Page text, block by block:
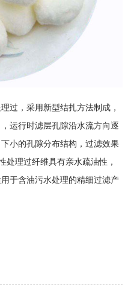
过，采用新型结扎方法制成，
运行时滤层孔隙沿水流方向逐
小的孔隙分布结构，过滤效果
处理过纤维具有亲水疏油性，
于含油污水处理的精细过滤产